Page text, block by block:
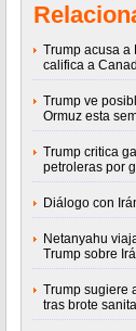
Trump acusa a
califica a
Trump ve
Ormuz esta
Trump critica
petroleras por
Diálogo con
Netanyahu
Trump sobre
Trump sugiere
tras brote